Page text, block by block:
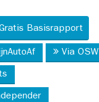
Basisrapport
Via OSW